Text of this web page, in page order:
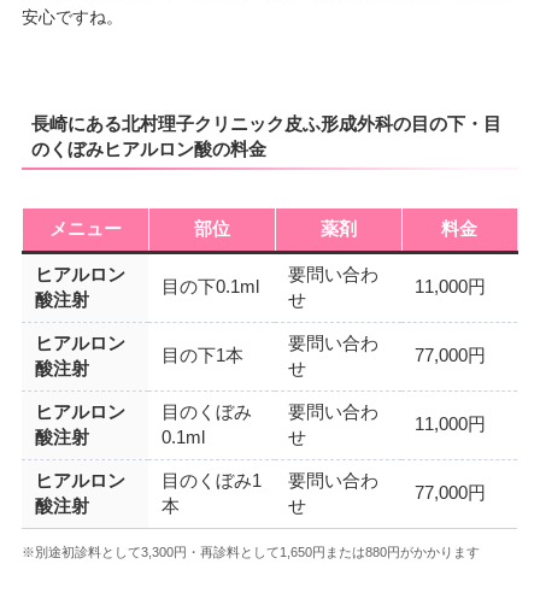
安心ですね。
長崎にある北村理子クリニック皮ふ形成外科の目の下・目
のくぼみヒアルロン酸の料金
メニュー 部位 薬剤 料金
ヒアルロン
酸注射
目の下0.1ml
要問い合わ
せ
11,000円
ヒアルロン
酸注射
目の下1本
要問い合わ
せ
77,000円
ヒアルロン
酸注射
目のくぼみ
0.1ml
要問い合わ
せ
11,000円
ヒアルロン
酸注射
目のくぼみ1
本
要問い合わ
せ
77,000円
※別途初診料として3,300円・再診料として1,650円または880円がかかります